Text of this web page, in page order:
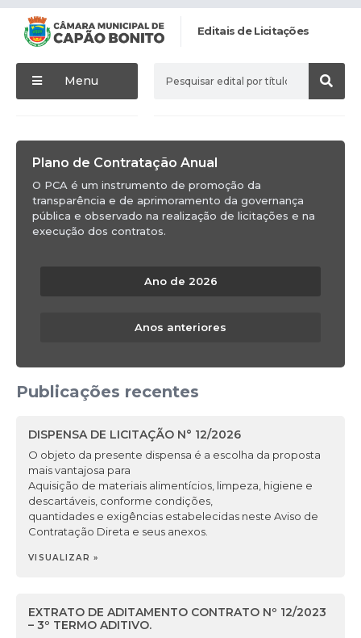
Editais de Licitações
Menu
Plano de Contratação Anual
O PCA é um instrumento de promoção da
transparência e de aprimoramento da governança
pública e observado na realização de licitações e na
execução dos contratos.
Ano de 2026
Anos anteriores
Publicações recentes
DISPENSA DE LICITAÇÃO N° 12/2026
O objeto da presente dispensa é a escolha da proposta
mais vantajosa para
Aquisição de materiais alimentícios, limpeza, higiene e
descartáveis, conforme condições,
quantidades e exigências estabelecidas neste Aviso de
Contratação Direta e seus anexos.
VISUALIZAR »
EXTRATO DE ADITAMENTO CONTRATO Nº 12/2023
– 3º TERMO ADITIVO.